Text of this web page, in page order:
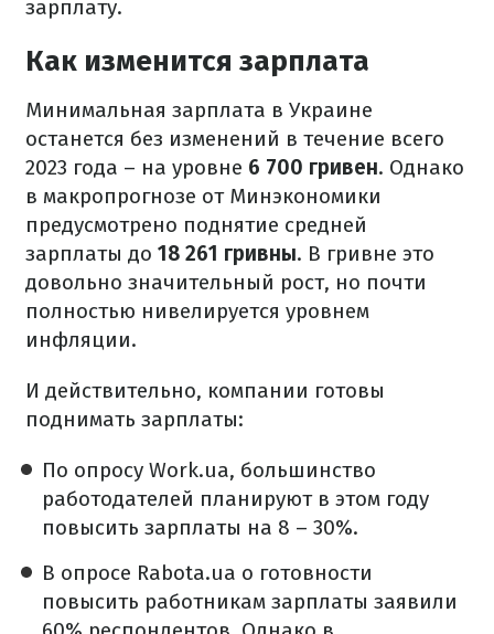
зарплату.
Как изменится зарплата
Минимальная зарплата в Украине
останется без изменений в течение всего
2023 года – на уровне 6 700 гривен. Однако
в макропрогнозе от Минэкономики
предусмотрено поднятие средней
зарплаты до 18 261 гривны. В гривне это
довольно значительный рост, но почти
полностью нивелируется уровнем
инфляции.
И действительно, компании готовы
поднимать зарплаты:
По опросу Work.ua, большинство
работодателей планируют в этом году
повысить зарплаты на 8 – 30%.
В опросе Rabota.ua о готовности
повысить работникам зарплаты заявили